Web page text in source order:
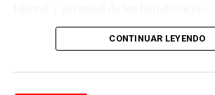
diversos actos de maltrato y crueldad,
mantener a un perro atado de forma
Durante la campaña fueron atendidas
mayores, quienes previamente se
valoraciones visuales para determinar
CONTINUAR LEYENDO